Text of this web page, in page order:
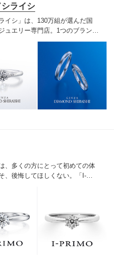
ライシ
イシ」は、130万組が選んだ国
ュエリー専門店。1つのブランド
類以上の豊富なデザインを取り
」と「好き」を同時に叶えた満
ご提案しています。多くのお客
る、一生身に着けるための指輪
アフターサービスをぜひ一度店
、多くの方にとって初めての体
、後悔してほしくない。「I-
リング選びの最初の一歩をご一
モへ。